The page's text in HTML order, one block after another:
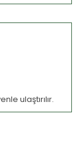
ulaştırılır.